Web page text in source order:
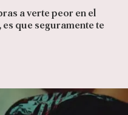
a verte peor en el
que seguramente te